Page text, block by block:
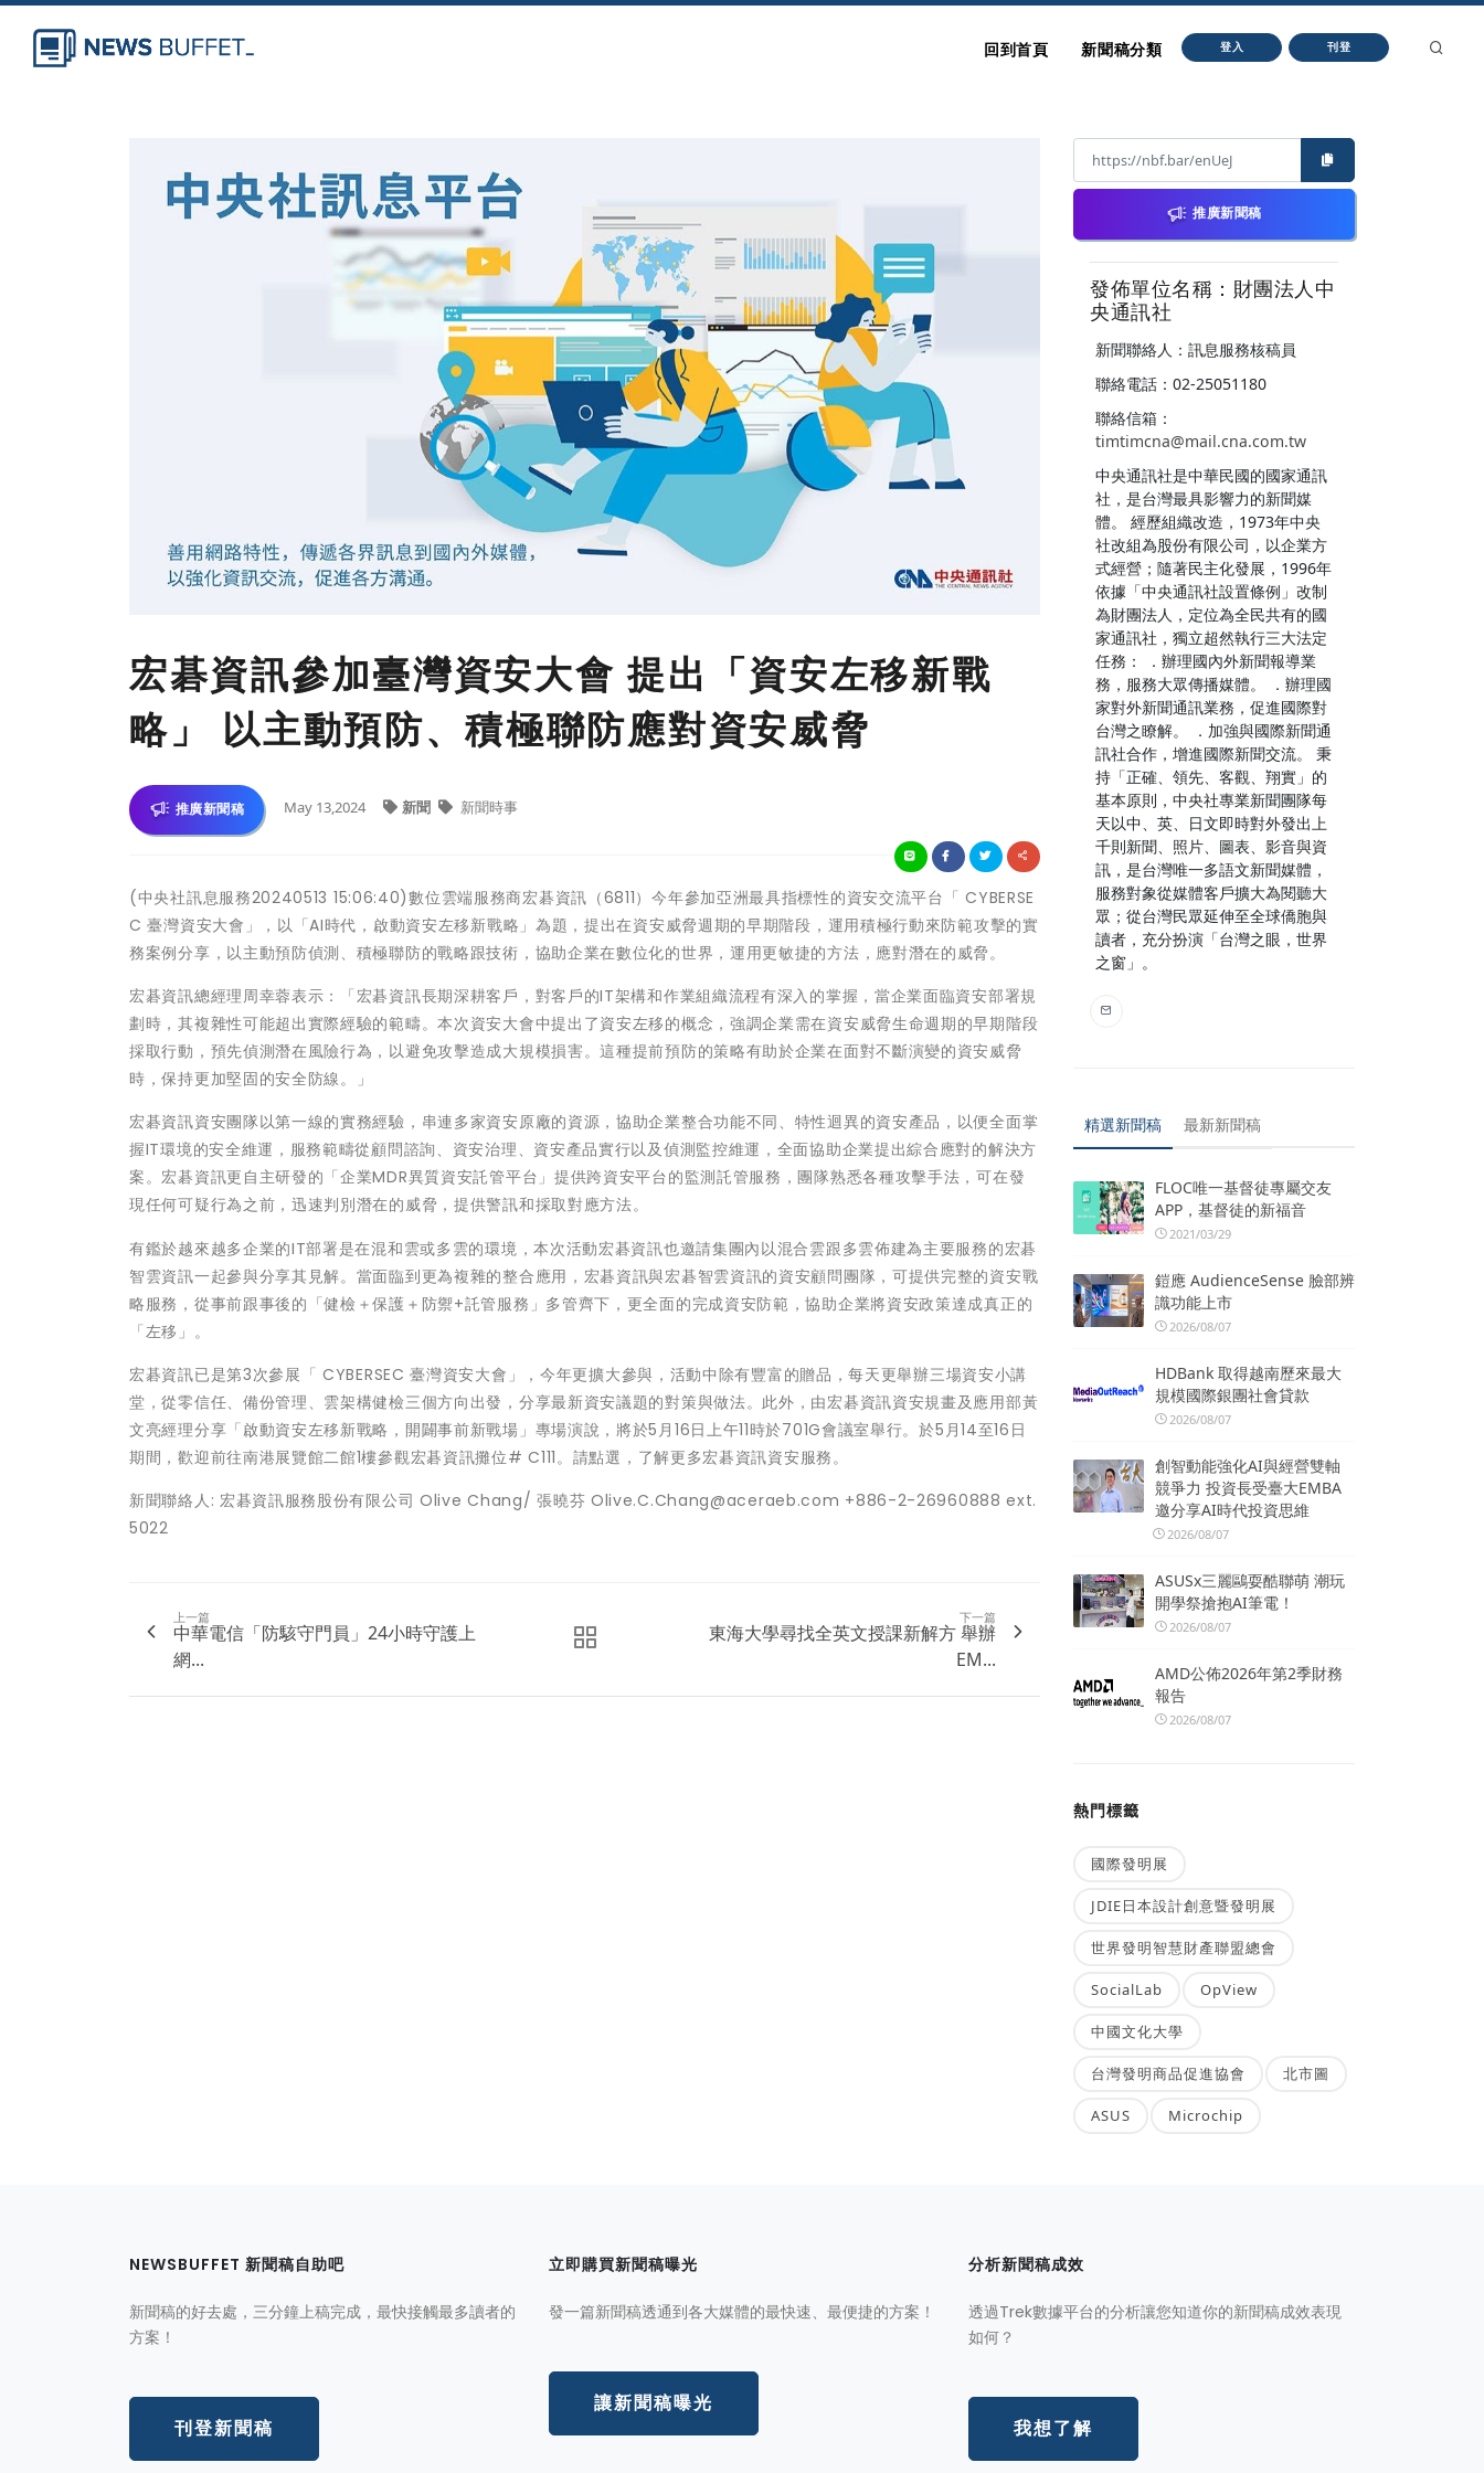
回到首頁 新聞稿分類 登入 刊登
宏碁資訊參加臺灣資安大會 提出「資安左移新戰
略」 以主動預防、積極聯防應對資安威脅
推廣新聞稿 May 13,2024 新聞 新聞時事
(中央社訊息服務20240513 15:06:40)數位雲端服務商宏碁資訊（6811）今年參加亞洲最具指標性的資安交流平台「 CYBERSE
C 臺灣資安大會」，以「AI時代，啟動資安左移新戰略」為題，提出在資安威脅週期的早期階段，運用積極行動來防範攻擊的實
務案例分享，以主動預防偵測、積極聯防的戰略跟技術，協助企業在數位化的世界，運用更敏捷的方法，應對潛在的威脅。
宏碁資訊總經理周幸蓉表示：「宏碁資訊長期深耕客戶，對客戶的IT架構和作業組織流程有深入的掌握，當企業面臨資安部署規
劃時，其複雜性可能超出實際經驗的範疇。本次資安大會中提出了資安左移的概念，強調企業需在資安威脅生命週期的早期階段
採取行動，預先偵測潛在風險行為，以避免攻擊造成大規模損害。這種提前預防的策略有助於企業在面對不斷演變的資安威脅
時，保持更加堅固的安全防線。」
宏碁資訊資安團隊以第一線的實務經驗，串連多家資安原廠的資源，協助企業整合功能不同、特性迴異的資安產品，以便全面掌
握IT環境的安全維運，服務範疇從顧問諮詢、資安治理、資安產品實行以及偵測監控維運，全面協助企業提出綜合應對的解決方
案。宏碁資訊更自主研發的「企業MDR異質資安託管平台」提供跨資安平台的監測託管服務，團隊熟悉各種攻擊手法，可在發
現任何可疑行為之前，迅速判別潛在的威脅，提供警訊和採取對應方法。
有鑑於越來越多企業的IT部署是在混和雲或多雲的環境，本次活動宏碁資訊也邀請集團內以混合雲跟多雲佈建為主要服務的宏碁
智雲資訊一起參與分享其見解。當面臨到更為複雜的整合應用，宏碁資訊與宏碁智雲資訊的資安顧問團隊，可提供完整的資安戰
略服務，從事前跟事後的「健檢＋保護＋防禦+託管服務」多管齊下，更全面的完成資安防範，協助企業將資安政策達成真正的
「左移」。
宏碁資訊已是第3次參展「 CYBERSEC 臺灣資安大會」，今年更擴大參與，活動中除有豐富的贈品，每天更舉辦三場資安小講
堂，從零信任、備份管理、雲架構健檢三個方向出發，分享最新資安議題的對策與做法。此外，由宏碁資訊資安規畫及應用部黃
文亮經理分享「啟動資安左移新戰略，開闢事前新戰場」專場演說，將於5月16日上午11時於701G會議室舉行。於5月14至16日
期間，歡迎前往南港展覽館二館1樓參觀宏碁資訊攤位# C111。請點選，了解更多宏碁資訊資安服務。
新聞聯絡人: 宏碁資訊服務股份有限公司 Olive Chang/ 張曉芬 Olive.C.Chang@aceraeb.com +886-2-26960888 ext.
5022
上一篇
中華電信「防駭守門員」24小時守護上
網...
下一篇
東海大學尋找全英文授課新解方 舉辦
EM...
推廣新聞稿
發佈單位名稱：財團法人中
央通訊社
新聞聯絡人：訊息服務核稿員
聯絡電話：02-25051180
聯絡信箱：
timtimcna@mail.cna.com.tw
中央通訊社是中華民國的國家通訊
社，是台灣最具影響力的新聞媒
體。 經歷組織改造，1973年中央
社改組為股份有限公司，以企業方
式經營；隨著民主化發展，1996年
依據「中央通訊社設置條例」改制
為財團法人，定位為全民共有的國
家通訊社，獨立超然執行三大法定
任務： ．辦理國內外新聞報導業
務，服務大眾傳播媒體。 ．辦理國
家對外新聞通訊業務，促進國際對
台灣之瞭解。 ．加強與國際新聞通
訊社合作，增進國際新聞交流。 秉
持「正確、領先、客觀、翔實」的
基本原則，中央社專業新聞團隊每
天以中、英、日文即時對外發出上
千則新聞、照片、圖表、影音與資
訊，是台灣唯一多語文新聞媒體，
服務對象從媒體客戶擴大為閱聽大
眾；從台灣民眾延伸至全球僑胞與
讀者，充分扮演「台灣之眼，世界
之窗」。
精選新聞稿 最新新聞稿
FLOC唯一基督徒專屬交友
APP，基督徒的新福音
2021/03/29
鎧應 AudienceSense 臉部辨
識功能上市
2026/08/07
HDBank 取得越南歷來最大
規模國際銀團社會貸款
2026/08/07
創智動能強化AI與經營雙軸
競爭力 投資長受臺大EMBA
邀分享AI時代投資思維
2026/08/07
ASUSx三麗鷗耍酷聯萌 潮玩
開學祭搶抱AI筆電！
2026/08/07
AMD公佈2026年第2季財務
報告
2026/08/07
熱門標籤
國際發明展
JDIE日本設計創意暨發明展
世界發明智慧財產聯盟總會
SocialLab OpView
中國文化大學
台灣發明商品促進協會 北市圖
ASUS Microchip
NEWSBUFFET 新聞稿自助吧
新聞稿的好去處，三分鐘上稿完成，最快接觸最多讀者的
方案！
刊登新聞稿
立即購買新聞稿曝光
發一篇新聞稿透通到各大媒體的最快速、最便捷的方案！
讓新聞稿曝光
分析新聞稿成效
透過Trek數據平台的分析讓您知道你的新聞稿成效表現
如何？
我想了解